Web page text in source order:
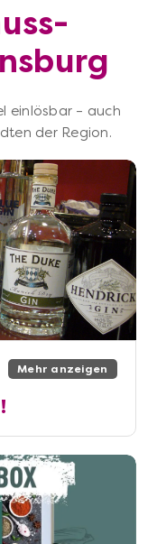
einlösbar – auch
der Region.
Mehr anzeigen